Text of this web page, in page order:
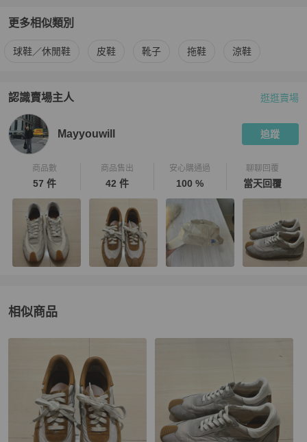
更多相似類別
更多LOEWE男鞋 相似商品推薦
球鞋／休閒鞋 皮鞋 靴子 拖鞋 涼鞋
認識賣場主人
PopChill 拍拍圈嚴選賣家
逛逛賣場
Mayyouwill 追蹤
商品數
57 件
商品售出
42 件
安心購通過
100 %
聊聊回覆
當天回覆
相似商品
更多相似LOEWE男鞋推薦精品